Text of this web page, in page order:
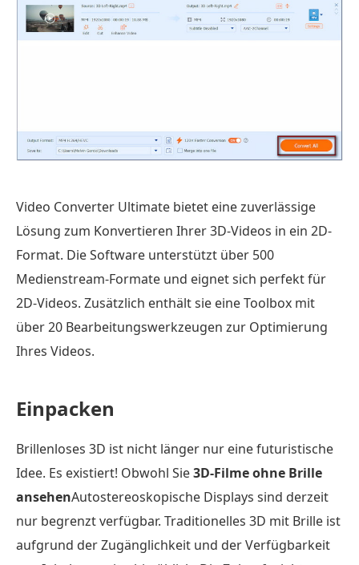
Video Converter Ultimate bietet eine zuverlässige
Lösung zum Konvertieren Ihrer 3D-Videos in ein 2D-
Format. Die Software unterstützt über 500
Medienstream-Formate und eignet sich perfekt für
2D-Videos. Zusätzlich enthält sie eine Toolbox mit
über 20 Bearbeitungswerkzeugen zur Optimierung
Ihres Videos.
Einpacken
Brillenloses 3D ist nicht länger nur eine futuristische
Idee. Es existiert! Obwohl Sie3D-Filme ohne Brille
ansehenAutostereoskopische Displays sind derzeit
nur begrenzt verfügbar. Traditionelles 3D mit Brille ist
aufgrund der Zugänglichkeit und der Verfügbarkeit